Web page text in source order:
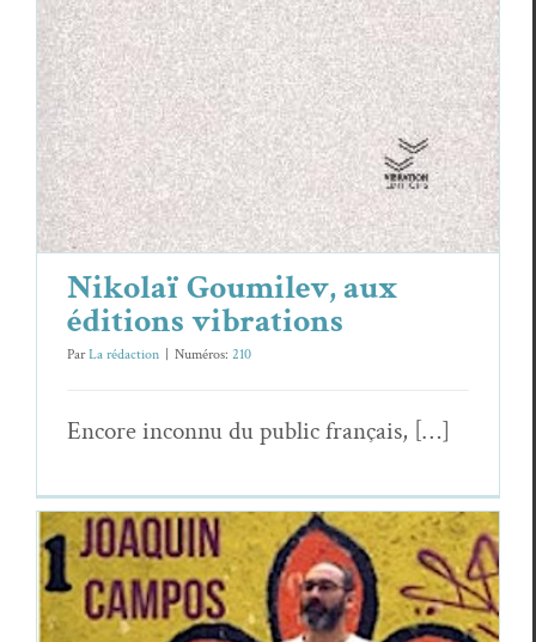
Nikolaï Goumilev, aux
éditions vibrations
ParLa rédaction Numéros: 210
Encore incon­nu du pub­lic français, […]